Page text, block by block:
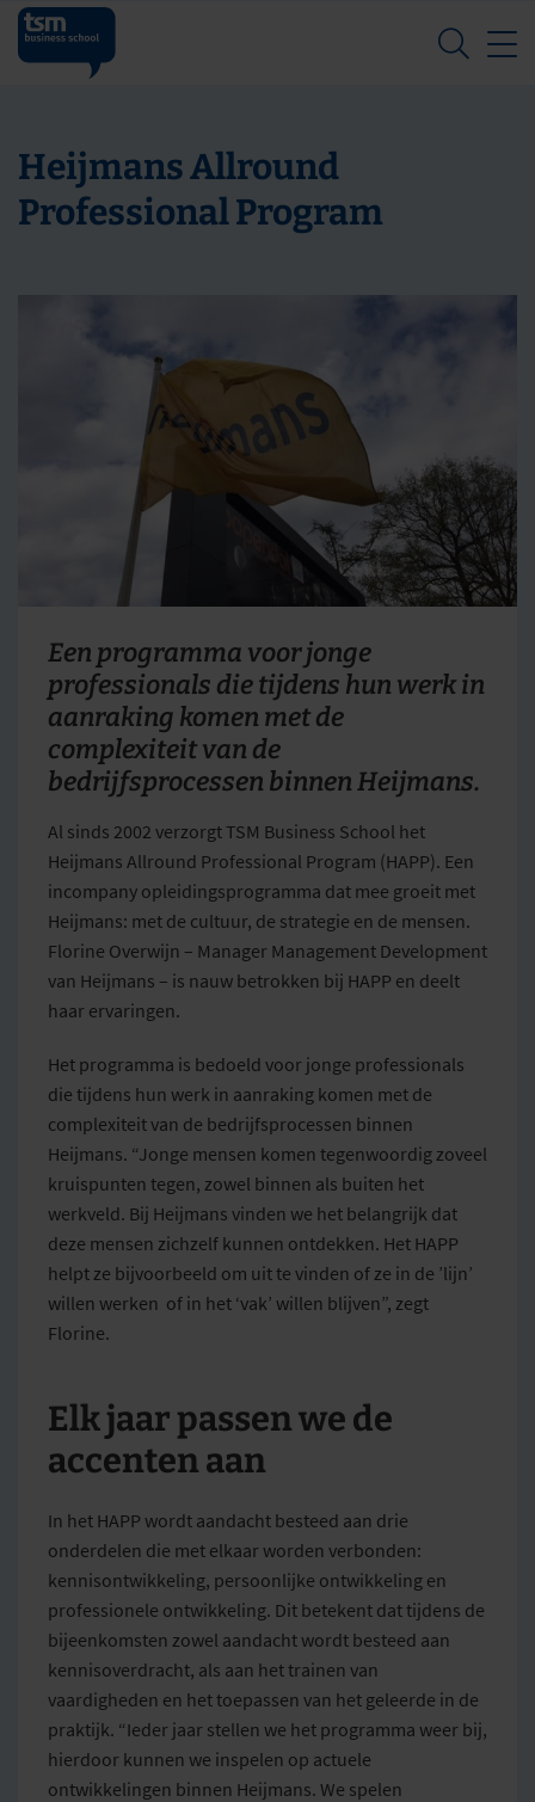
Heijmans Allround
Professional Program
Een programma voor jonge
professionals die tijdens hun werk in
aanraking komen met de
complexiteit van de
bedrijfsprocessen binnen Heijmans.
Al sinds 2002 verzorgt TSM Business School het
Heijmans Allround Professional Program (HAPP). Een
incompany opleidingsprogramma dat mee groeit met
Heijmans: met de cultuur, de strategie en de mensen.
Florine Overwijn – Manager Management Development
van Heijmans – is nauw betrokken bij HAPP en deelt
haar ervaringen.
Het programma is bedoeld voor jonge professionals
die tijdens hun werk in aanraking komen met de
complexiteit van de bedrijfsprocessen binnen
Heijmans. “Jonge mensen komen tegenwoordig zoveel
kruispunten tegen, zowel binnen als buiten het
werkveld. Bij Heijmans vinden we het belangrijk dat
deze mensen zichzelf kunnen ontdekken. Het HAPP
helpt ze bijvoorbeeld om uit te vinden of ze in de ’lijn’
willen werken of in het ‘vak’ willen blijven”, zegt
Florine.
Elk jaar passen we de
accenten aan
In het HAPP wordt aandacht besteed aan drie
onderdelen die met elkaar worden verbonden:
kennisontwikkeling, persoonlijke ontwikkeling en
professionele ontwikkeling. Dit betekent dat tijdens de
bijeenkomsten zowel aandacht wordt besteed aan
kennisoverdracht, als aan het trainen van
vaardigheden en het toepassen van het geleerde in de
praktijk. “Ieder jaar stellen we het programma weer bij,
hierdoor kunnen we inspelen op actuele
ontwikkelingen binnen Heijmans. We spelen